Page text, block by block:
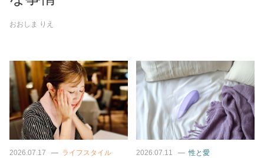
おおしま りえ
2026.07.17 ライフスタイル 2026.07.11 性と愛